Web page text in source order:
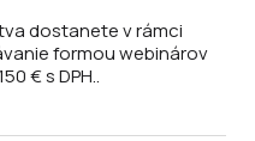
dostanete v rámci
formou webinárov
€ s DPH..